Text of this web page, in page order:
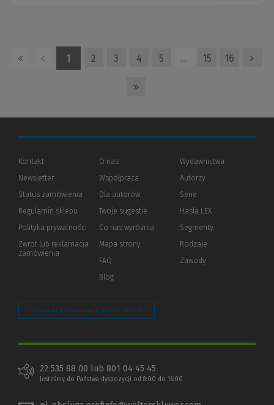
1 2 3 4 5 … 15 16
Kontakt
Newsletter
Status zamówienia
Regulamin sklepu
Polityka prywatności (Nowe
(Link
innej
Zwrot lub reklamacja
zamówienia
O nas
Współpraca
Dla autorów(Nowe
(Link
innej
strony)
Twoje sugestie
Co nas wyróżnia
Mapa strony
FAQ
Blog
Wydawnictwa
Autorzy
Serie
Hasła LEX
Segmenty
Rodzaje
Zawody
Zarządzaj preferencjami plików cookie
22 535 88 00 lub 801 04 45 45
Jesteśmy do Państwa dyspozycji od 8:00 do 16:00